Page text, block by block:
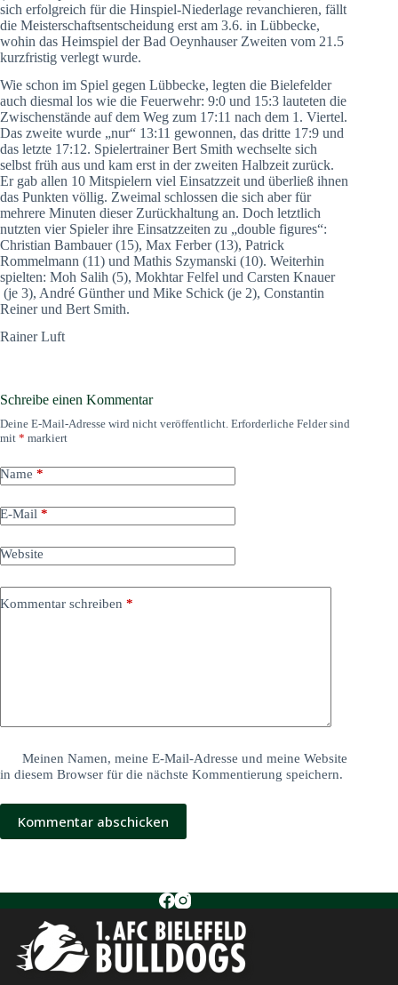
sich erfolgreich für die Hinspiel-Niederlage revanchieren, fällt
die Meisterschaftsentscheidung erst am 3.6. in Lübbecke,
wohin das Heimspiel der Bad Oeynhauser Zweiten vom 21.5
kurzfristig verlegt wurde.
Wie schon im Spiel gegen Lübbecke, legten die Bielefelder
auch diesmal los wie die Feuerwehr: 9:0 und 15:3 lauteten die
Zwischenstände auf dem Weg zum 17:11 nach dem 1. Viertel.
Das zweite wurde „nur“ 13:11 gewonnen, das dritte 17:9 und
das letzte 17:12. Spielertrainer Bert Smith wechselte sich
selbst früh aus und kam erst in der zweiten Halbzeit zurück.
Er gab allen 10 Mitspielern viel Einsatzzeit und überließ ihnen
das Punkten völlig. Zweimal schlossen die sich aber für
mehrere Minuten dieser Zurückhaltung an. Doch letztlich
nutzten vier Spieler ihre Einsatzzeiten zu „double figures“:
Christian Bambauer (15), Max Ferber (13), Patrick
Rommelmann (11) und Mathis Szymanski (10). Weiterhin
spielten: Moh Salih (5), Mokhtar Felfel und Carsten Knauer
(je 3), André Günther und Mike Schick (je 2), Constantin
Reiner und Bert Smith.
Rainer Luft
Schreibe einen Kommentar
Deine E-Mail-Adresse wird nicht veröffentlicht. Erforderliche Felder sind
mit * markiert
Name *
E-Mail *
Website
Kommentar schreiben *
Meinen Namen, meine E-Mail-Adresse und meine Website
in diesem Browser für die nächste Kommentierung speichern.
Kommentar abschicken